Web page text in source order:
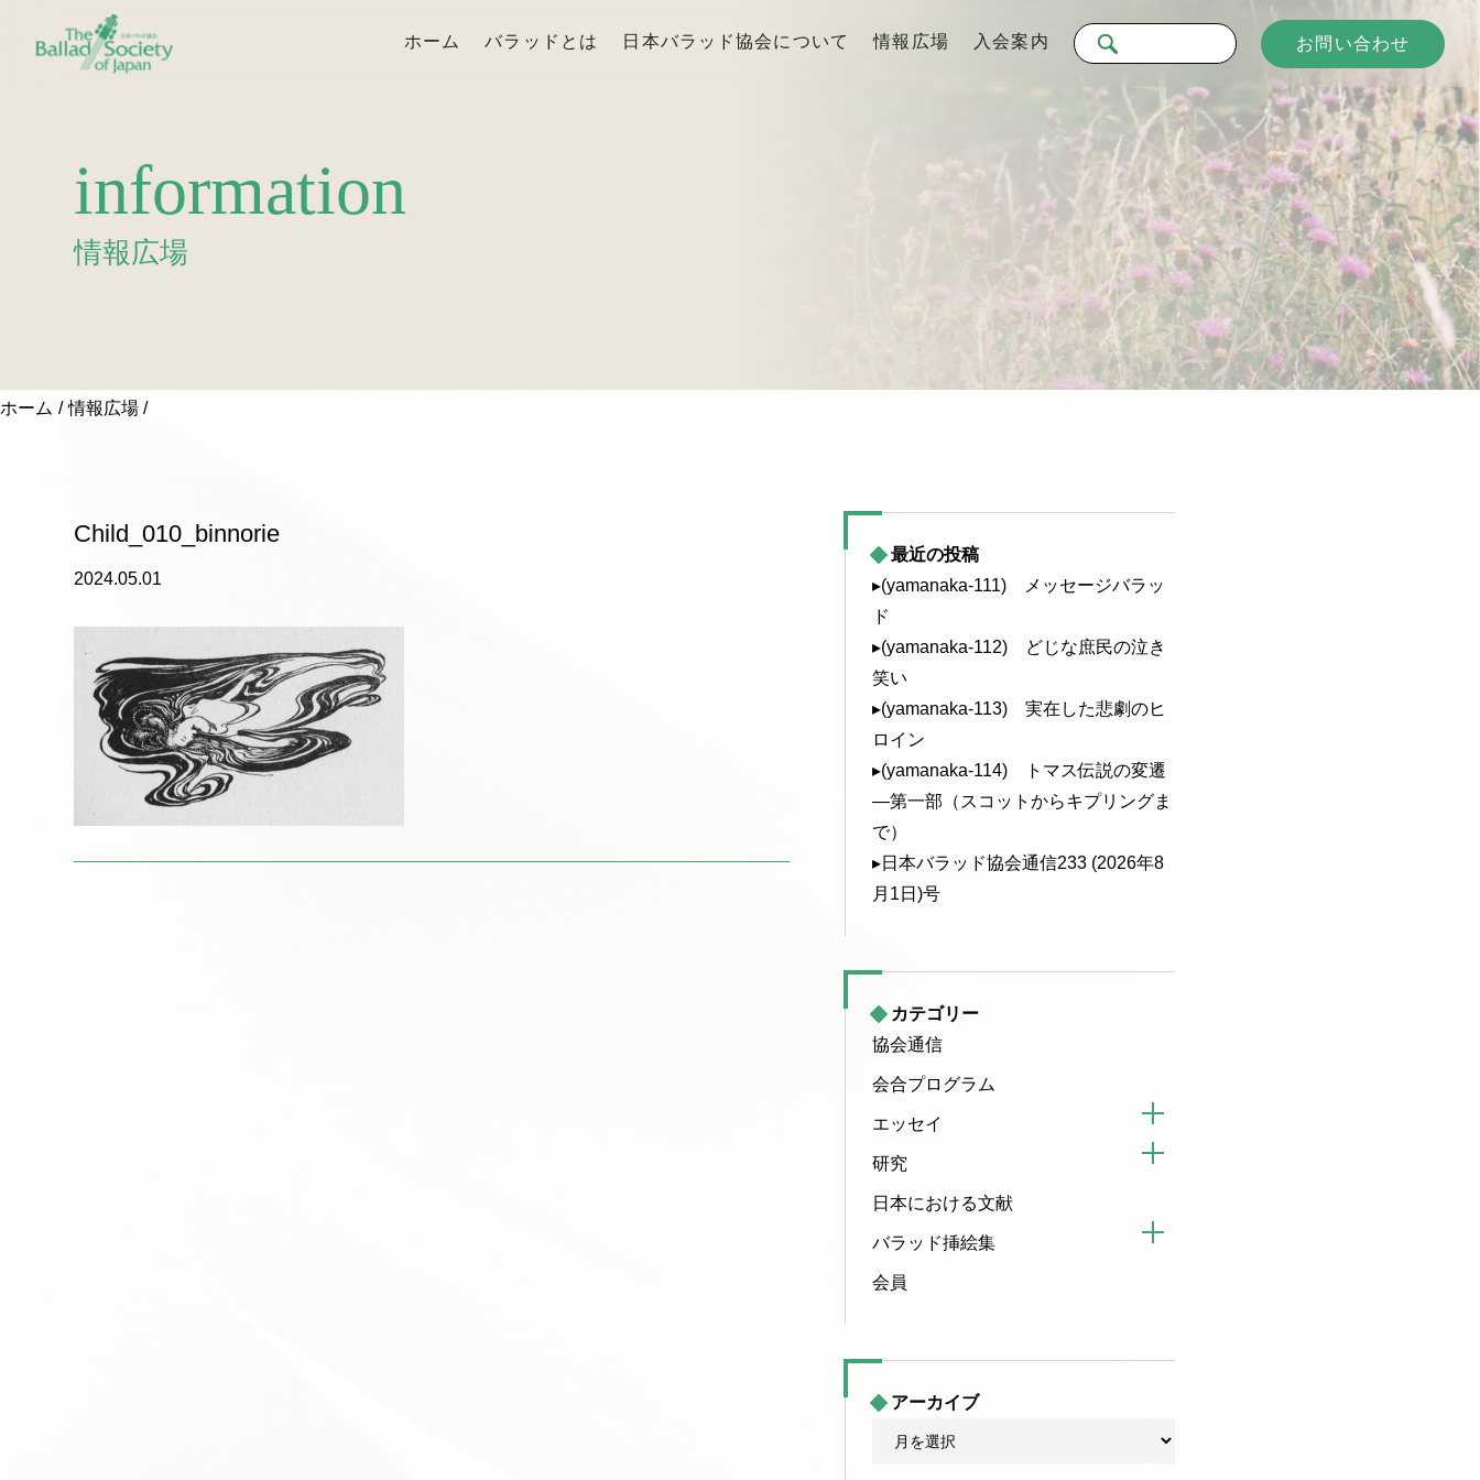
ホーム バラッドとは 日本バラッド協会について 情報広場 入会案内 お問い合わせ
information
情報広場
ホーム 情報広場
Child_010_binnorie
2024.05.01
最近の投稿
▸(yamanaka-111) メッセージバラッ
ド
▸(yamanaka-112) どじな庶民の泣き
笑い
▸(yamanaka-113) 実在した悲劇のヒ
ロイン
▸(yamanaka-114) トマス伝説の変遷
—第一部（スコットからキプリングま
で）
▸日本バラッド協会通信233 (2026年8
月1日)号
カテゴリー
協会通信
会合プログラム
エッセイ
研究
日本における文献
バラッド挿絵集
会員
アーカイブ